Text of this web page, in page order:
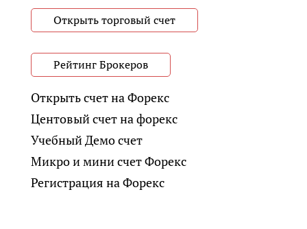
Открыть торговый счет
Рейтинг Брокеров
Открыть счет на Форекс
Центовый счет на форекс
Учебный Демо счет
Микро и мини счет Форекс
Регистрация на Форекс